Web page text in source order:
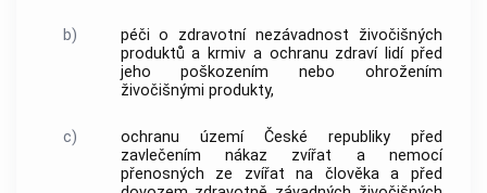
b)
péči o zdravotní nezávadnost živočišných
produktů a krmiv a ochranu zdraví lidí před
jeho poškozením nebo ohrožením
živočišnými produkty,
c)
ochranu území České republiky před
zavlečením nákaz zvířat a nemocí
přenosných ze zvířat na člověka a před